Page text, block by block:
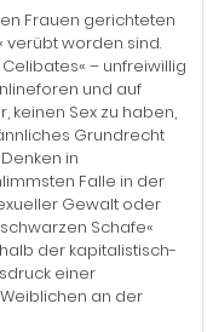
Frauen gerichteten
verübt worden sind.
– unfreiwillig
und auf
Sex zu haben,
Grundrecht
in
Falle in der
Gewalt oder
Schafe«
der kapitalistisch-
einer
an der